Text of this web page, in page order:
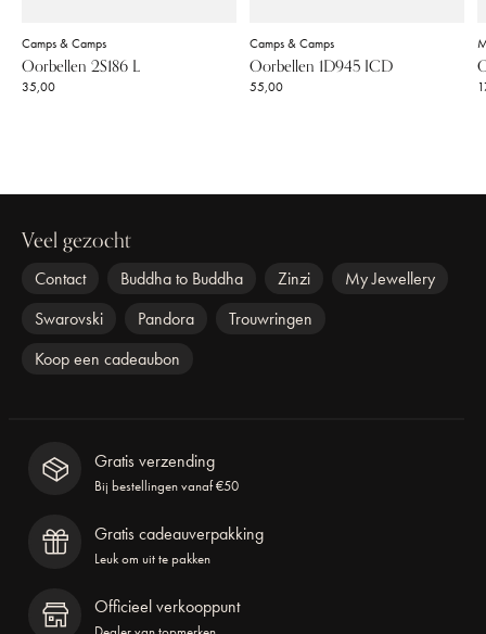
Camps & Camps
Oorbellen 2S186 L
35,00
Camps & Camps
Oorbellen 1D945 ICD
55,00
Veel gezocht
Contact Buddha to Buddha Zinzi
My Jewellery
Swarovski
Pandora
Trouwringen
Koop een cadeaubon
Gratis verzending
Bij bestellingen vanaf €50
Gratis cadeauverpakking
Leuk om uit te pakken
Officieel verkooppunt